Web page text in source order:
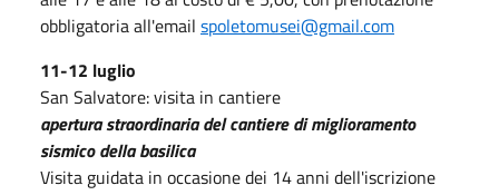
obbligatoria all'email spoletomusei@gmail.com
11-12 luglio
San Salvatore: visita in cantiere
apertura straordinaria del cantiere di miglioramento
sismico della basilica
Visita guidata in occasione dei 14 anni dell'iscrizione